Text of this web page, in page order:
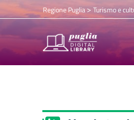
Regione Puglia> Turismo e